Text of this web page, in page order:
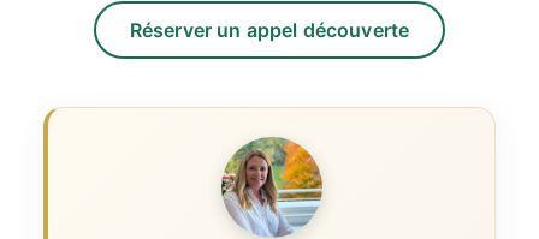
Réserver un appel découverte